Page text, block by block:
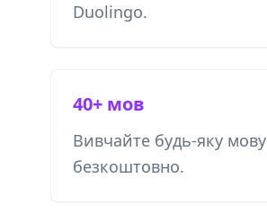
Duolingo.
40+ мов
Вивчайте будь-яку мову
безкоштовно.